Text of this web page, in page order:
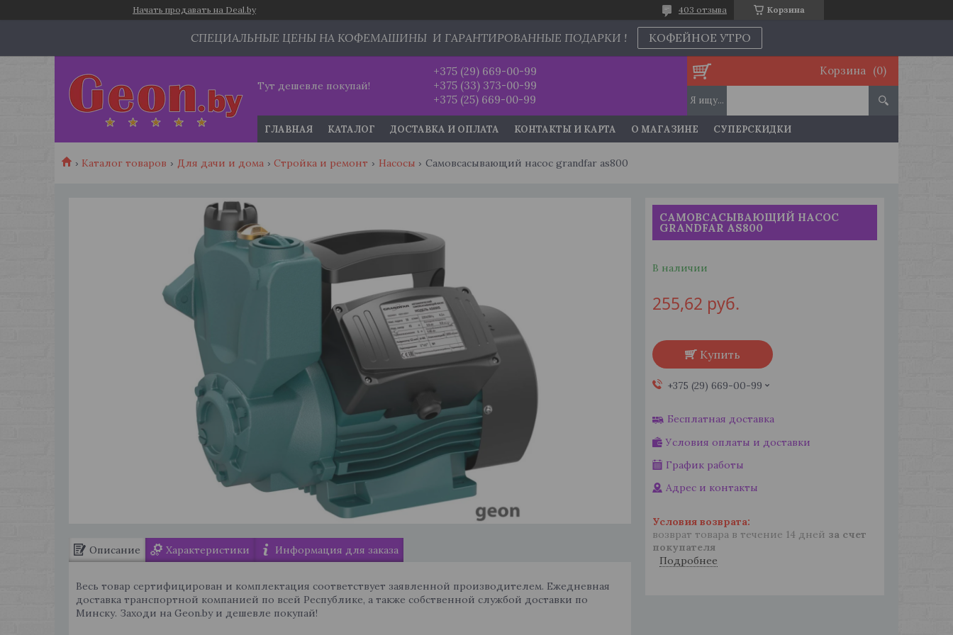
Начать продавать на Deal.by Корзина
403 отзыва
СПЕЦИАЛЬНЫЕ ЦЕНЫ НА КОФЕМАШИНЫ И ГАРАНТИРОВАННЫЕ ПОДАРКИ ! КОФЕЙНОЕ УТРО
Тут дешевле покупай!
+375 (29) 669-00-99
+375 (33) 373-00-99
+375 (25) 669-00-99
Корзина
ГЛАВНАЯ КАТАЛОГ ДОСТАВКА И ОПЛАТА КОНТАКТЫ И КАРТА О МАГАЗИНЕ СУПЕРСКИДКИ
Каталог товаров Для дачи и дома Стройка и ремонт Насосы Самовсасывающий насос grandfar as800
Описание Характеристики Информация для заказа
Весь товар сертифицирован и комплектация соответствует заявленной производителем. Ежедневная
доставка транспортной компанией по всей Республике, а также собственной службой доставки по
Минску. Заходи на Geon.by и дешевле покупай!
САМОВСАСЫВАЮЩИЙ НАСОС
GRANDFAR AS800
В наличии
255,62 руб.
Купить
+375 (29) 669-00-99
Бесплатная доставка
Условия оплаты и доставки
График работы
Адрес и контакты
возврат товара в течение 14 дней за счет
покупателя
Подробнее